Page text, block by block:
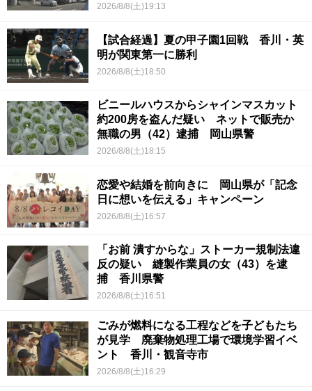
2026/8/8(土)19:13
【試合経過】夏の甲子園1回戦 香川・英
明が関東第一に勝利
2026/8/8(土)18:50
ビニールハウスからシャインマスカット
約200房を盗んだ疑い ネットで販売か
無職の男（42）逮捕 岡山県警
2026/8/8(土)18:15
恋愛や結婚を前向きに 岡山県が「記念
日に想いを伝える」キャンペーン
2026/8/8(土)16:57
「お前 潰すからな」ストーカー規制法違
反の疑い 縫製作業員の女（43）を逮
捕 香川県警
2026/8/8(土)16:51
ごみが燃料になる工程などを子どもたち
が見学 廃棄物処理工場で環境学習イベ
ント 香川・観音寺市
2026/8/8(土)16:29